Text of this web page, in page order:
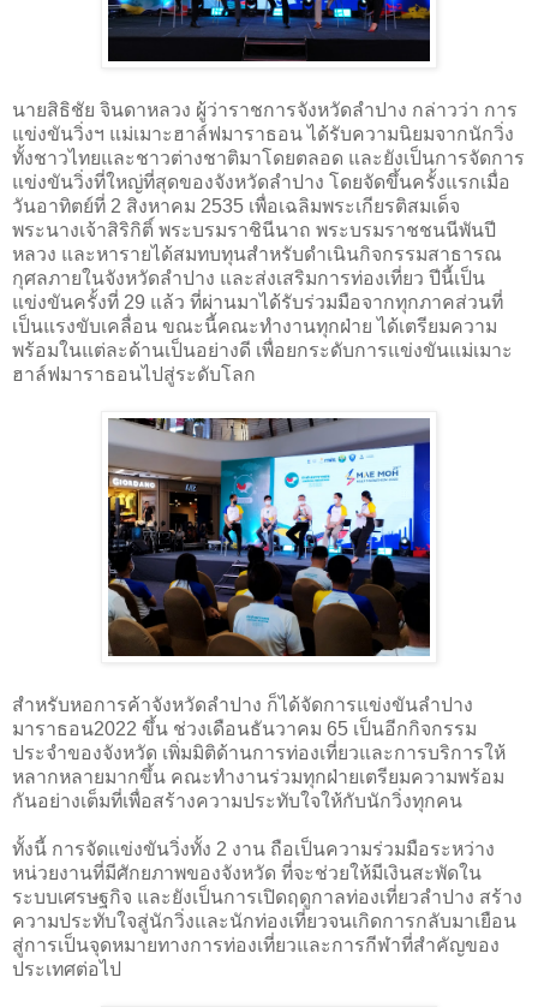
นายสิธิชัย จินดาหลวง ผู้ว่าราชการจังหวัดลำปาง กล่าวว่า การ
แข่งขันวิ่งฯ แม่เมาะฮาล์ฟมาราธอน ได้รับความนิยมจากนักวิ่ง
ทั้งชาวไทยและชาวต่างชาติมาโดยตลอด และยังเป็นการจัดการ
แข่งขันวิ่งที่ใหญ่ที่สุดของจังหวัดลำปาง โดยจัดขึ้นครั้งแรกเมื่อ
วันอาทิตย์ที่ 2 สิงหาคม 2535 เพื่อเฉลิมพระเกียรติสมเด็จ
พระนางเจ้าสิริกิติ์ พระบรมราชินีนาถ พระบรมราชชนนีพันปี
หลวง และหารายได้สมทบทุนสำหรับดำเนินกิจกรรมสาธารณ
กุศลภายในจังหวัดลำปาง และส่งเสริมการท่องเที่ยว ปีนี้เป็น
แข่งขันครั้งที่ 29 แล้ว ที่ผ่านมาได้รับร่วมมือจากทุกภาคส่วนที่
เป็นแรงขับเคลื่อน ขณะนี้คณะทำงานทุกฝ่าย ได้เตรียมความ
พร้อมในแต่ละด้านเป็นอย่างดี เพื่อยกระดับการแข่งขันแม่เมาะ
ฮาล์ฟมาราธอนไปสู่ระดับโลก
สำหรับหอการค้าจังหวัดลำปาง ก็ได้จัดการแข่งขันลำปาง
มาราธอน2022 ขึ้น ช่วงเดือนธันวาคม 65 เป็นอีกกิจกรรม
ประจำของจังหวัด เพิ่มมิติด้านการท่องเที่ยวและการบริการให้
หลากหลายมากขึ้น คณะทำงานร่วมทุกฝ่ายเตรียมความพร้อม
กันอย่างเต็มที่เพื่อสร้างความประทับใจให้กับนักวิ่งทุกคน
ทั้งนี้ การจัดแข่งขันวิ่งทั้ง 2 งาน ถือเป็นความร่วมมือระหว่าง
หน่วยงานที่มีศักยภาพของจังหวัด ที่จะช่วยให้มีเงินสะพัดใน
ระบบเศรษฐกิจ และยังเป็นการเปิดฤดูกาลท่องเที่ยวลำปาง สร้าง
ความประทับใจสู่นักวิ่งและนักท่องเที่ยวจนเกิดการกลับมาเยือน
สู่การเป็นจุดหมายทางการท่องเที่ยวและการกีฬาที่สำคัญของ
ประเทศต่อไป